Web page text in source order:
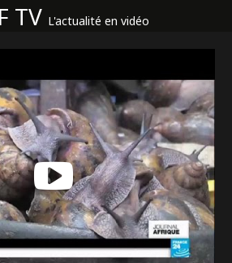
TV L'actualité en vidéo